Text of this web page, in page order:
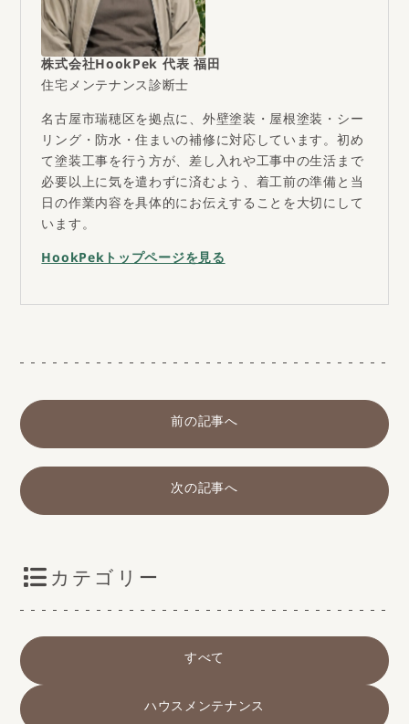
株式会社HookPek 代表 福田
住宅メンテナンス診断士
名古屋市瑞穂区を拠点に、外壁塗装・屋根塗装・シー
リング・防水・住まいの補修に対応しています。初め
て塗装工事を行う方が、差し入れや工事中の生活まで
必要以上に気を遣わずに済むよう、着工前の準備と当
日の作業内容を具体的にお伝えすることを大切にして
います。
HookPekトップページを見る
前の記事へ
次の記事へ
カテゴリー
すべて
ハウスメンテナンス